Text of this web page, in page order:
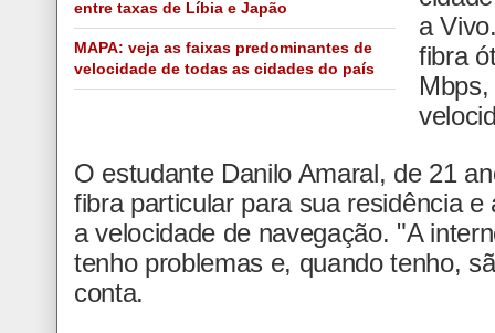
entre taxas de Líbia e Japão
MAPA: veja as faixas predominantes de
velocidade de todas as cidades do país
a
fibra
O estudante Danilo Amaral, de 21
fibra particular para sua residência
a velocidade de navegação. "A
tenho problemas e, quando tenho,
conta.